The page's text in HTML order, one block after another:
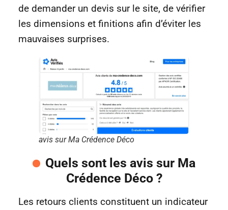
de demander un devis sur le site, de vérifier
les dimensions et finitions afin d’éviter les
mauvaises surprises.
avis sur Ma Crédence Déco
Quels sont les avis sur Ma
Crédence Déco ?
Les retours clients constituent un indicateur